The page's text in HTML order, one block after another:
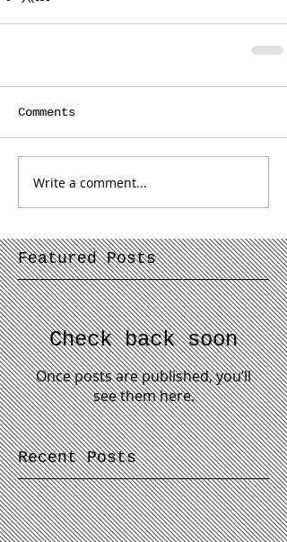
Comments
Write a comment...
Featured Posts
Check back soon
Once posts are published, you’ll
see them here.
Recent Posts